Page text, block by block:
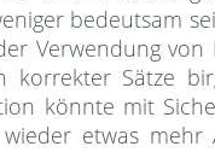
bedeutsam
Verwendung von
korrekter Sätze
könnte mit
etwas mehr